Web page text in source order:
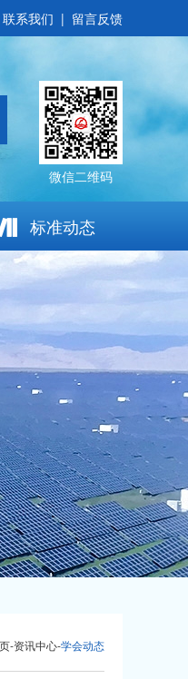
联系我们 | 留言反馈
微信二维码
标准动态
-资讯中心-学会动态